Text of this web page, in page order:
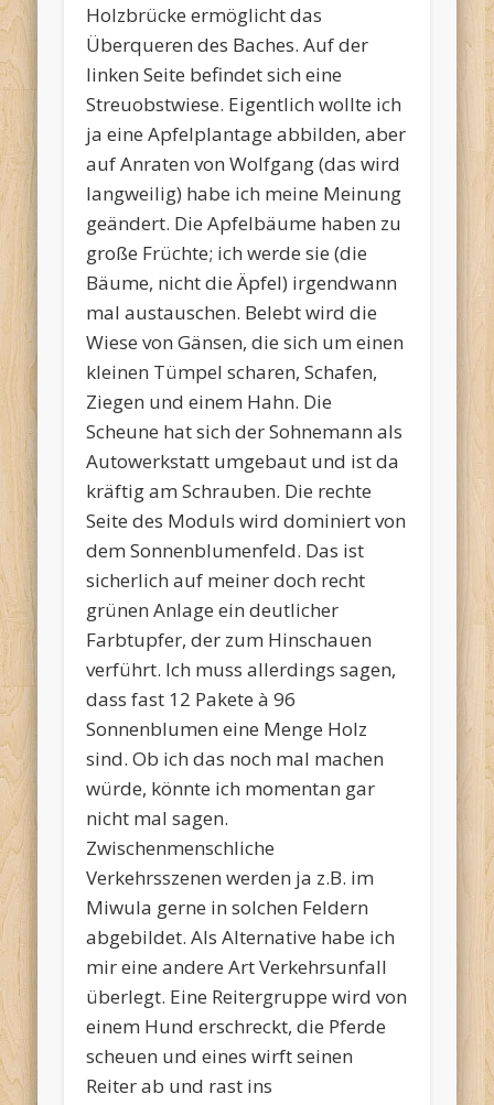
Holzbrücke ermöglicht das
Überqueren des Baches. Auf der
linken Seite befindet sich eine
Streuobstwiese. Eigentlich wollte ich
ja eine Apfelplantage abbilden, aber
auf Anraten von Wolfgang (das wird
langweilig) habe ich meine Meinung
geändert. Die Apfelbäume haben zu
große Früchte; ich werde sie (die
Bäume, nicht die Äpfel) irgendwann
mal austauschen. Belebt wird die
Wiese von Gänsen, die sich um einen
kleinen Tümpel scharen, Schafen,
Ziegen und einem Hahn. Die
Scheune hat sich der Sohnemann als
Autowerkstatt umgebaut und ist da
kräftig am Schrauben. Die rechte
Seite des Moduls wird dominiert von
dem Sonnenblumenfeld. Das ist
sicherlich auf meiner doch recht
grünen Anlage ein deutlicher
Farbtupfer, der zum Hinschauen
verführt. Ich muss allerdings sagen,
dass fast 12 Pakete à 96
Sonnenblumen eine Menge Holz
sind. Ob ich das noch mal machen
würde, könnte ich momentan gar
nicht mal sagen.
Zwischenmenschliche
Verkehrsszenen werden ja z.B. im
Miwula gerne in solchen Feldern
abgebildet. Als Alternative habe ich
mir eine andere Art Verkehrsunfall
überlegt. Eine Reitergruppe wird von
einem Hund erschreckt, die Pferde
scheuen und eines wirft seinen
Reiter ab und rast ins